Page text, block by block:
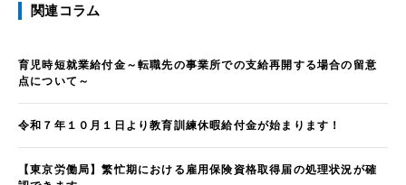
関連コラム
育児時短就業給付金～転職先の事業所での支給再開する場合の留意
点について～
令和７年１０月１日より教育訓練休暇給付金が始まります！
【東京労働局】繁忙期における雇用保険資格取得届の処理状況が確